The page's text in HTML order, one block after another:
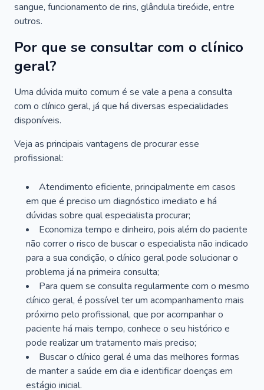
sangue, funcionamento de rins, glândula tireóide, entre
outros.
Por que se consultar com o clínico
geral?
Uma dúvida muito comum é se vale a pena a consulta
com o clínico geral, já que há diversas especialidades
disponíveis.
Veja as principais vantagens de procurar esse
profissional:
Atendimento eficiente, principalmente em casos
em que é preciso um diagnóstico imediato e há
dúvidas sobre qual especialista procurar;
Economiza tempo e dinheiro, pois além do paciente
não correr o risco de buscar o especialista não indicado
para a sua condição, o clínico geral pode solucionar o
problema já na primeira consulta;
Para quem se consulta regularmente com o mesmo
clínico geral, é possível ter um acompanhamento mais
próximo pelo profissional, que por acompanhar o
paciente há mais tempo, conhece o seu histórico e
pode realizar um tratamento mais preciso;
Buscar o clínico geral é uma das melhores formas
de manter a saúde em dia e identificar doenças em
estágio inicial.